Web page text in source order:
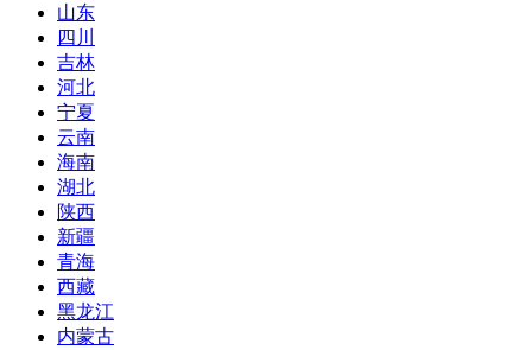
山东
四川
吉林
河北
宁夏
云南
海南
湖北
陕西
新疆
青海
西藏
黑龙江
内蒙古